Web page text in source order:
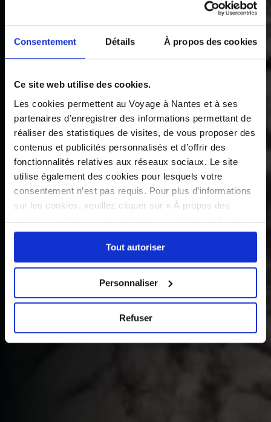
Consentement Détails À propos des cookies
Ce site web utilise des cookies.
Les cookies permettent au Voyage à Nantes et à ses
partenaires d’enregistrer des informations permettant de
réaliser des statistiques de visites, de vous proposer des
contenus et publicités personnalisés et d’offrir des
fonctionnalités relatives aux réseaux sociaux. Le site
utilise également des cookies pour lesquels votre
consentement n’est pas requis. Pour plus d’informations
sur les cookies, veuillez cliquer sur « À propos des
cookies ». Vous pouvez ci-dessous autoriser, refuser ou
sélectionner les cookies selon les finalités via l'onglet
« Détails ». À tout moment, vous pouvez modifier votre
choix en cliquant sur le lien « Cookies » en bas des
Tout autoriser
Personnaliser
Refuser